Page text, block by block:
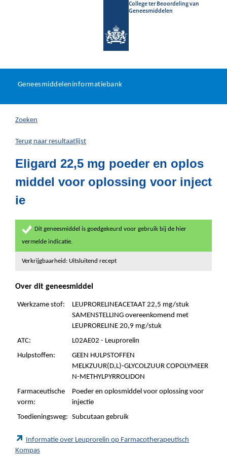
College ter Beoordeling van
Geneesmiddelen
U
hier:
Geneesmiddeleninformatiebank
Zoeken
Terug naar resultaatlijst
Eligard 22,5 mg poeder en oplos
middel voor oplossing voor inject
ie
Dit geneesmiddel is goedgekeurd voor gebruik bij de hier
vermelde indicatie.
Verkrijgbaarheid: Uitsluitend recept
Over dit geneesmiddel
Werkzame stof:
LEUPRORELINEACETAAT 22,5 mg/stuk
SAMENSTELLING overeenkomend met
LEUPRORELINE 20,9 mg/stuk
ATC:
L02AE02 - Leuprorelin
Hulpstoffen:
GEEN HULPSTOFFEN
MELKZUUR(D,L)-GLYCOLZUUR COPOLYMEER
N-METHYLPYRROLIDON
Farmaceutische
vorm:
Poeder en oplosmiddel voor oplossing voor
injectie
Toedieningsweg: Subcutaan gebruik
Informatie over Leuprorelin op Farmacotherapeutisch
Kompas